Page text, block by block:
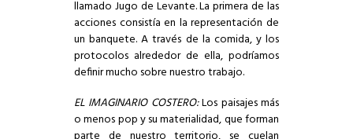
llamado Jugo de Levante. La primera de las
acciones consistía en la representación de
un banquete. A través de la comida, y los
protocolos alrededor de ella, podríamos
definir mucho sobre nuestro trabajo.
EL IMAGINARIO COSTERO:Los paisajes más
o menos pop y su materialidad, que forman